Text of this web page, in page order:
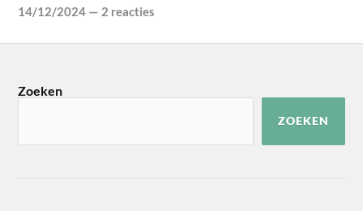
14/12/2024 — 2 reacties
Zoeken
ZOEKEN